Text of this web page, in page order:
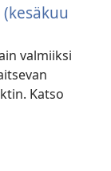
valmiiksi
Katso